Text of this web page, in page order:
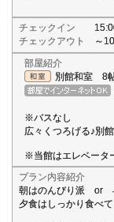
チェックイン
チェックアウト
～
部屋紹介
別館和室 8
※バスなし
広々くつろげる♪別
※当館はエレベータ
プラン内容紹介
朝はのんびり派 or
夕食はしっかり食べ